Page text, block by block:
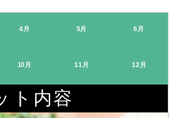
4月 5月 6月
10月 11月 12月
ト内容